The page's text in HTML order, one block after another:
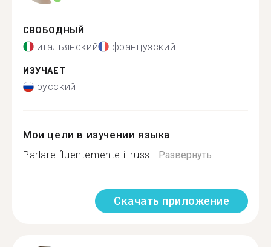
СВОБОДНЫЙ
итальянский французский
ИЗУЧАЕТ
русский
Мои цели в изучении языка
Parlare fluentemente il russ...Развернуть
Скачать приложение